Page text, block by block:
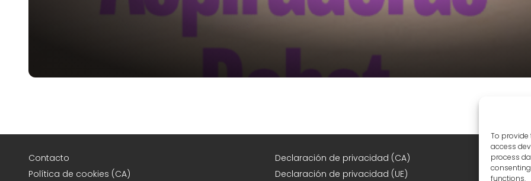
To provide
access
process
functions.
Contacto
Política de cookies (CA)
Declaración de privacidad (CA)
Declaración de privacidad (UE)